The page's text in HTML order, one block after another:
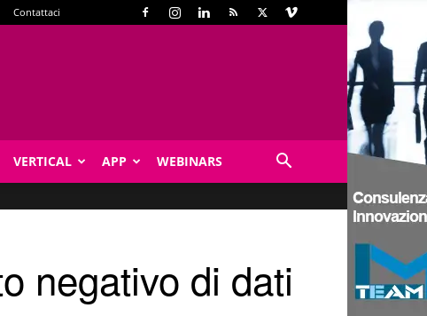
Contattaci
VERTICAL APP WEBINARS
negativo di dati